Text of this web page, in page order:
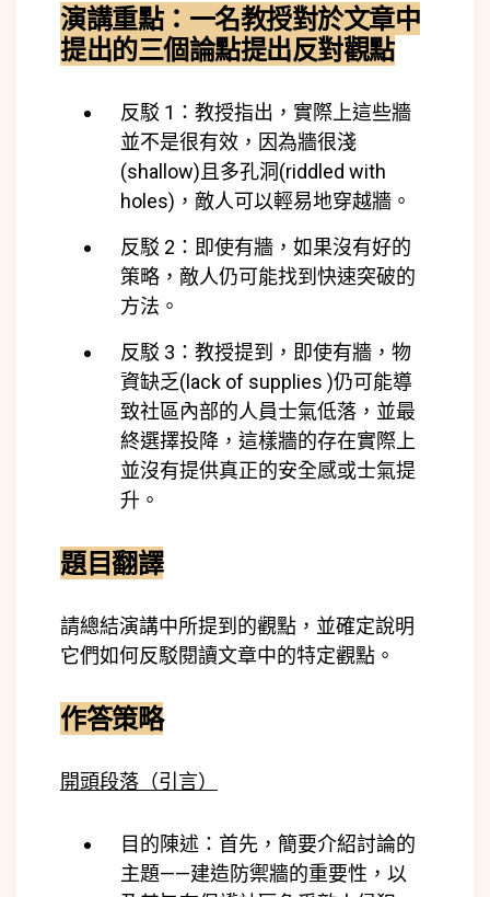
演講重點： 一名教授對於文章中
提出的三個論點提出反對觀點
反駁 1： 教授指出，實際上這些牆
並不是很有效，因為牆很淺
(shallow)且多孔洞(riddled with
holes) ，敵人可以輕易地穿越牆。
反駁 2：即使有牆，如果沒有好的
策略，敵人仍可能找到快速突破的
方法。
反駁 3：教授提到，即使有牆，物
資缺乏(lack of supplies )仍可能導
致社區內部的人員士氣低落，並最
終選擇投降，這樣牆的存在實際上
並沒有提供真正的安全感或士氣提
升。
題目翻譯
請總結演講中所提到的觀點，並確定說明
它們如何反駁閱讀文章中的特定觀點。
作答策略
開頭段落（引言）
目的陳述：首先，簡要介紹討論的
主題——建造防禦牆的重要性，以